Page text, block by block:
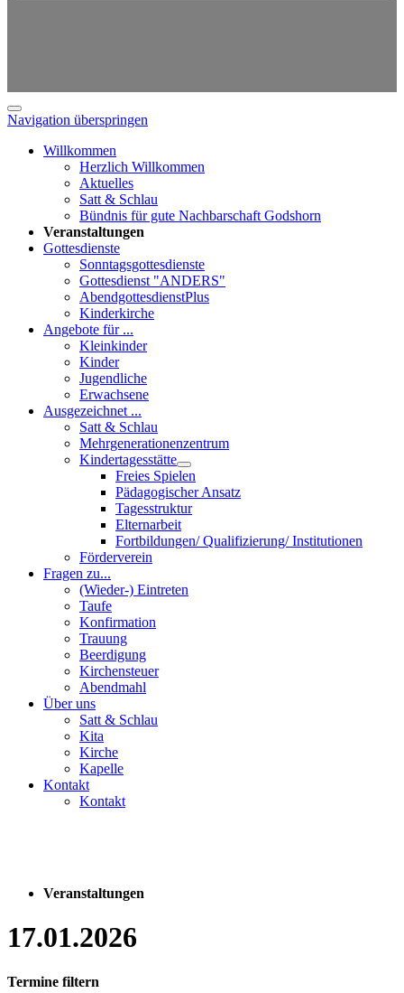
Navigation überspringen
Willkommen
Herzlich Willkommen
Aktuelles
Satt & Schlau
Bündnis für gute Nachbarschaft Godshorn
Veranstaltungen
Gottesdienste
Sonntagsgottesdienste
Gottesdienst "ANDERS"
AbendgottesdienstPlus
Kinderkirche
Angebote für ...
Kleinkinder
Kinder
Jugendliche
Erwachsene
Ausgezeichnet ...
Satt & Schlau
Mehrgenerationenzentrum
Kindertagesstätte
Freies Spielen
Pädagogischer Ansatz
Tagesstruktur
Elternarbeit
Fortbildungen/ Qualifizierung/ Institutionen
Förderverein
Fragen zu...
(Wieder-) Eintreten
Taufe
Konfirmation
Trauung
Beerdigung
Kirchensteuer
Abendmahl
Über uns
Satt & Schlau
Kita
Kirche
Kapelle
Kontakt
Kontakt
Veranstaltungen
17.01.2026
Termine filtern